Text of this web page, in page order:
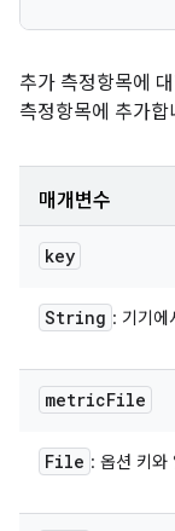
추가 측정항목에
측정항목에 추가합
매개변수
key
String : 기기에
metricFile
File : 옵션 키와